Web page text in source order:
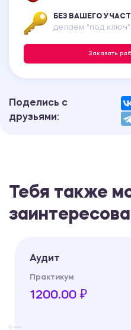
БЕЗ ВАШЕГО
делаем "под ключ"
Заказать
Поделись с
друзьями:
Тебя также
Аудит
Практикум
1200.00 ₽